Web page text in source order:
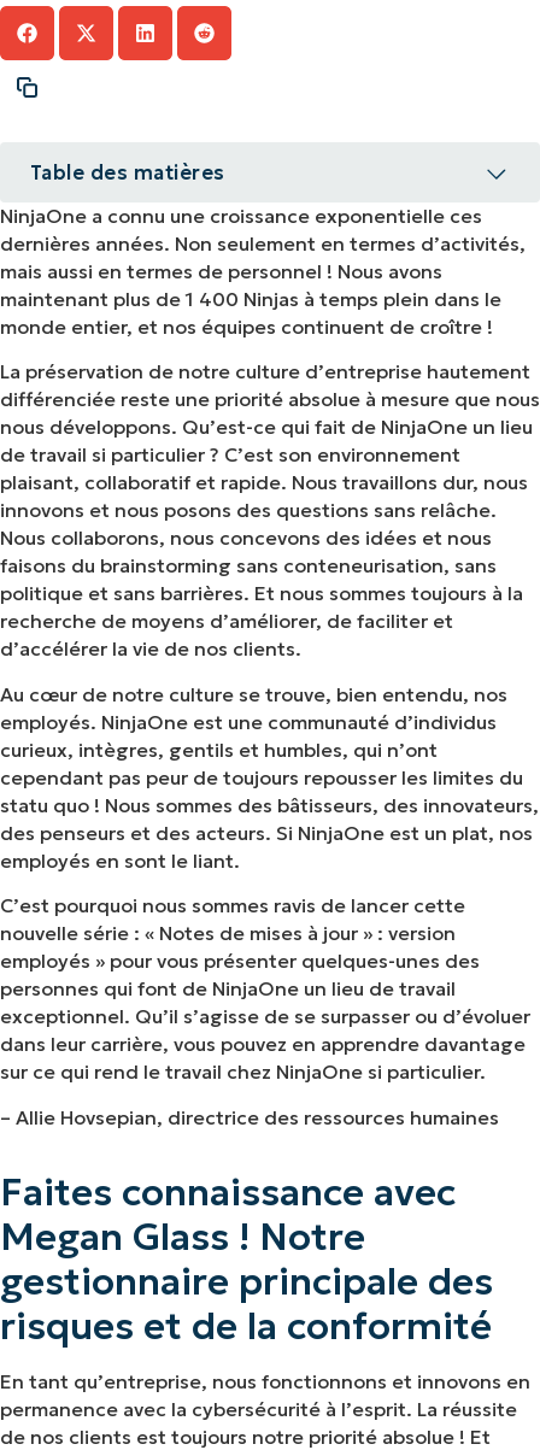
Table des matières
Faites connaissance avec Megan Glass ! Notre
gestionnaire principale des risques et de la
conformité
NinjaOne a connu une croissance exponentielle ces
dernières années. Non seulement en termes d’activités,
mais aussi en termes de personnel ! Nous avons
maintenant plus de 1 400 Ninjas à temps plein dans le
monde entier, et nos équipes continuent de croître !
La préservation de notre culture d’entreprise hautement
différenciée reste une priorité absolue à mesure que nous
nous développons. Qu’est-ce qui fait de NinjaOne un lieu
de travail si particulier ? C’est son environnement
plaisant, collaboratif et rapide. Nous travaillons dur, nous
innovons et nous posons des questions sans relâche.
Nous collaborons, nous concevons des idées et nous
faisons du brainstorming sans conteneurisation, sans
politique et sans barrières. Et nous sommes toujours à la
recherche de moyens d’améliorer, de faciliter et
d’accélérer la vie de nos clients.
Au cœur de notre culture se trouve, bien entendu, nos
employés. NinjaOne est une communauté d’individus
curieux, intègres, gentils et humbles, qui n’ont
cependant pas peur de toujours repousser les limites du
statu quo ! Nous sommes des bâtisseurs, des innovateurs,
des penseurs et des acteurs. Si NinjaOne est un plat, nos
employés en sont le liant.
C’est pourquoi nous sommes ravis de lancer cette
nouvelle série : « Notes de mises à jour » : version
employés » pour vous présenter quelques-unes des
personnes qui font de NinjaOne un lieu de travail
exceptionnel. Qu’il s’agisse de se surpasser ou d’évoluer
dans leur carrière, vous pouvez en apprendre davantage
sur ce qui rend le travail chez NinjaOne si particulier.
– Allie Hovsepian, directrice des ressources humaines
Faites connaissance avec
Megan Glass ! Notre
gestionnaire principale des
risques et de la conformité
En tant qu’entreprise, nous fonctionnons et innovons en
permanence avec la cybersécurité à l’esprit. La réussite
de nos clients est toujours notre priorité absolue ! Et